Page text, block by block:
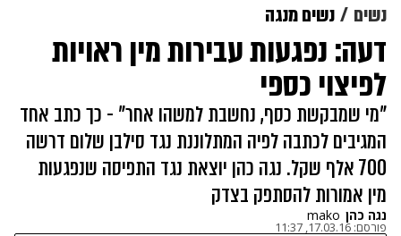
נשים נשים מנגה
דעה: נפגעות עבירות מין ראויות
לפיצוי כספי
"מי שמבקשת כסף, נחשבת למשהו אחר" - כך כתב אחד
המגיבים לכתבה לפיה המתלוננת נגד סילבן שלום דרשה
700 אלף שקל. נגה כהן יוצאת נגד התפיסה שנפגעות
מין אמורות להסתפק בצדק
נגה כהן mako
פורסם: 17.03.16, 11:37